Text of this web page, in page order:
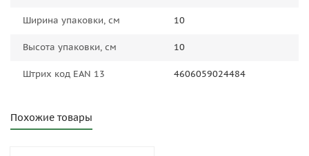
Ширина упаковки, см 10
Высота упаковки, см 10
Штрих код EAN 13 4606059024484
Похожие товары